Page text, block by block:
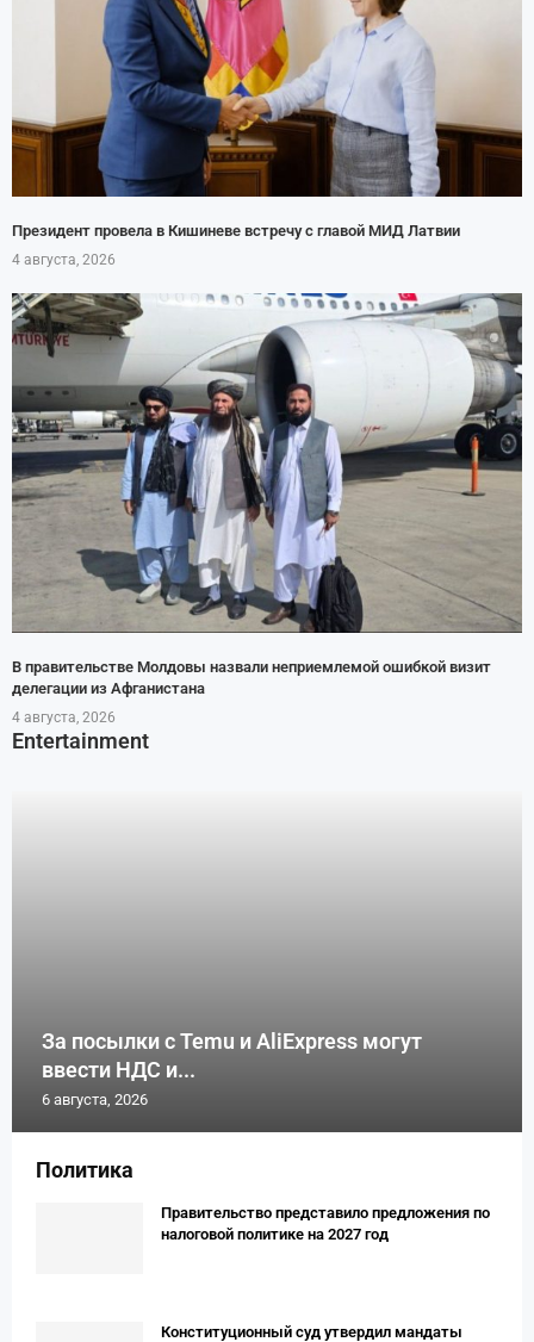
Президент провела в Кишиневе встречу с главой МИД Латвии
4 августа, 2026
В правительстве Молдовы назвали неприемлемой ошибкой визит
делегации из Афганистана
4 августа, 2026
Entertainment
За посылки с Temu и AliExpress могут
ввести НДС и...
6 августа, 2026
Политика
Правительство представило предложения по
налоговой политике на 2027 год
Конституционный суд утвердил мандаты